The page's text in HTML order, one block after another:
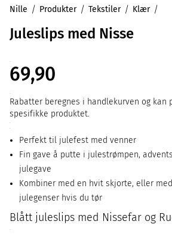
Nille Produkter Tekstiler Klær
Juleslips med Nisse
69,90
Rabatter beregnes i handlekurven og kan
spesifikke produktet.
Perfekt til julefest med venner
Fin gave å putte i julestrømpen,
julegave
Kombiner med en hvit skjorte, eller
julegenser hvis du tør
Blått juleslips med Nissefar og